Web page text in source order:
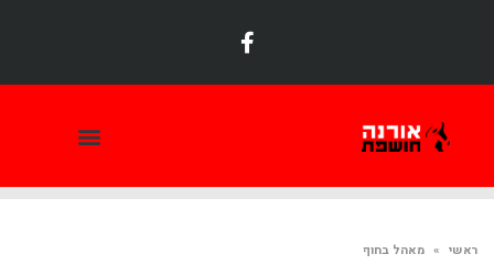
ראשי » מאהל בחוף